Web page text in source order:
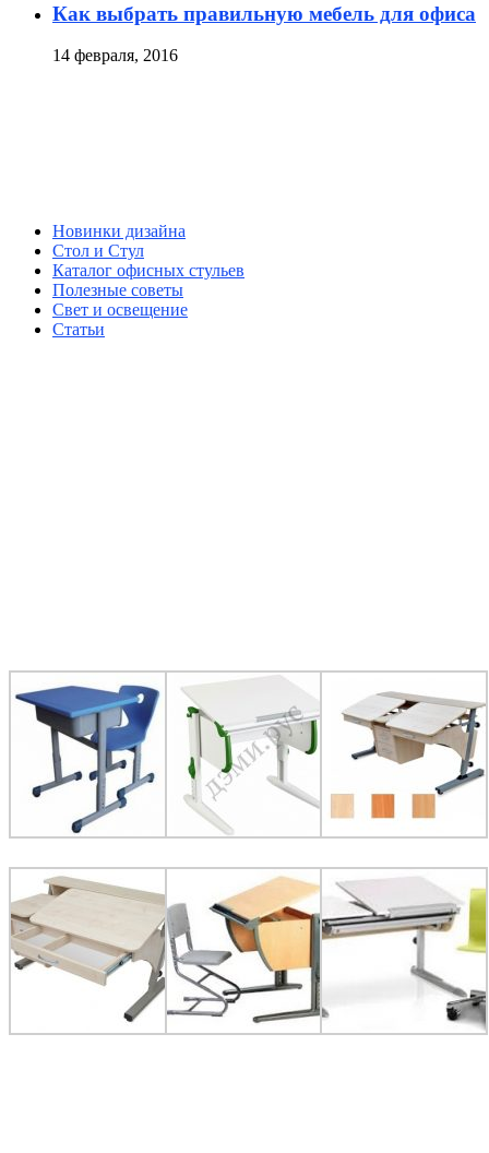
Как выбрать правильную мебель для офиса
14 февраля, 2016
Новинки дизайна
Стол и Стул
Каталог офисных стульев
Полезные советы
Свет и освещение
Статьи